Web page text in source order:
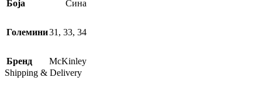
Боја
Сина
Големини31 , 33, 34
Бренд
McKinley
Shipping & Delivery